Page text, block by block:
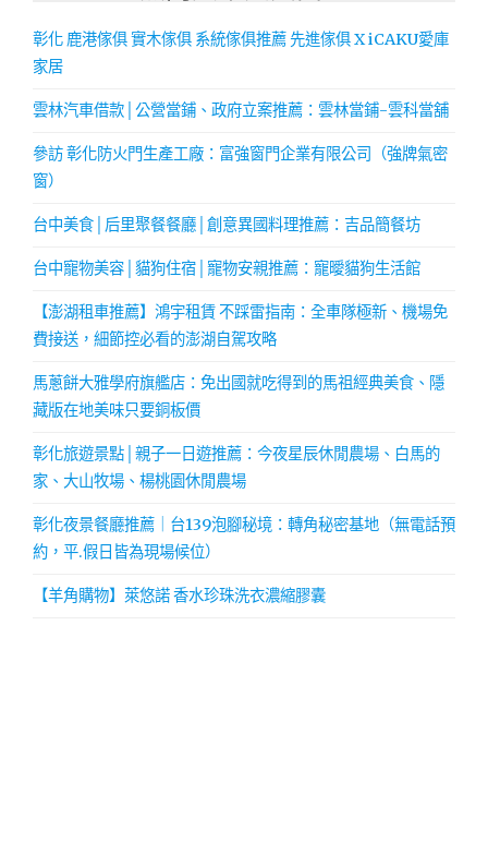
彰化 鹿港傢俱 實木傢俱 系統傢俱推薦 先進傢俱 X iCAKU愛庫
家居
雲林汽車借款│公營當鋪、政府立案推薦：雲林當鋪-雲科當舖
參訪 彰化防火門生產工廠：富強窗門企業有限公司（強牌氣密
窗）
台中美食│后里聚餐餐廳│創意異國料理推薦：吉品簡餐坊
台中寵物美容│貓狗住宿│寵物安親推薦：寵曖貓狗生活館
【澎湖租車推薦】鴻宇租賃 不踩雷指南：全車隊極新、機場免
費接送，細節控必看的澎湖自駕攻略
馬蔥餅大雅學府旗艦店：免出國就吃得到的馬祖經典美食、隱
藏版在地美味只要銅板價
彰化旅遊景點│親子一日遊推薦：今夜星辰休閒農場、白馬的
家、大山牧場、楊桃園休閒農場
彰化夜景餐廳推薦｜台139泡腳秘境：轉角秘密基地（無電話預
約，平.假日皆為現場候位）
【羊角購物】萊悠諾 香水珍珠洗衣濃縮膠囊